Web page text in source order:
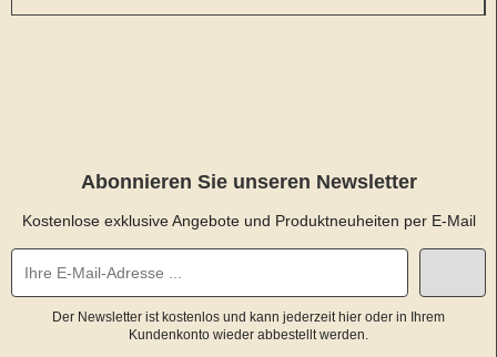
Abonnieren Sie unseren Newsletter
Kostenlose exklusive Angebote und Produktneuheiten per E-Mail
Der Newsletter ist kostenlos und kann jederzeit hier oder in Ihrem
Kundenkonto wieder abbestellt werden.